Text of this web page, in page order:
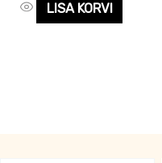
LISA KORVI